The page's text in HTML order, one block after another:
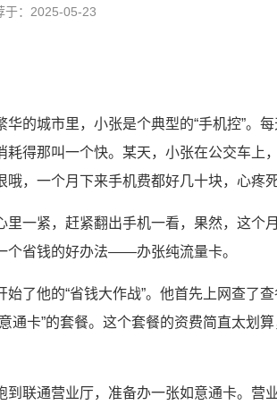
于：2025-05-23
华的城市里，小张是个典型的“手机控”。
耗得那叫一个快。某天，小张在公交车上
哦，一个月下来手机费都好几十块，心疼
里一紧，赶紧翻出手机一看，果然，这个
个省钱的好办法——办张纯流量卡。
始了他的“省钱大作战”。他首先上网查了
通卡”的套餐。这个套餐的资费简直太划
到联通营业厅，准备办一张如意通卡。营